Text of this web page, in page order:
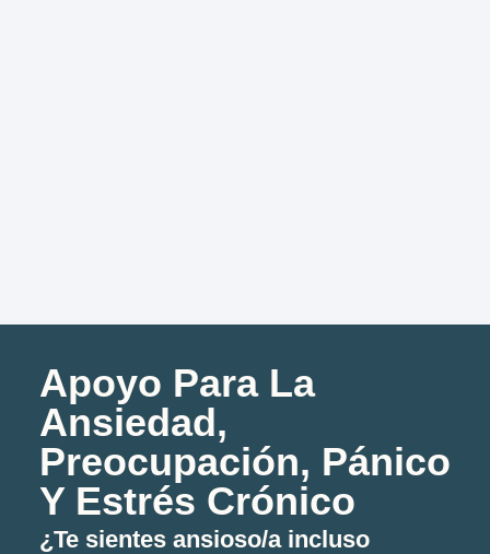
Apoyo Para La
Ansiedad,
Preocupación, Pánico
Y Estrés Crónico
¿Te sientes ansioso/a incluso